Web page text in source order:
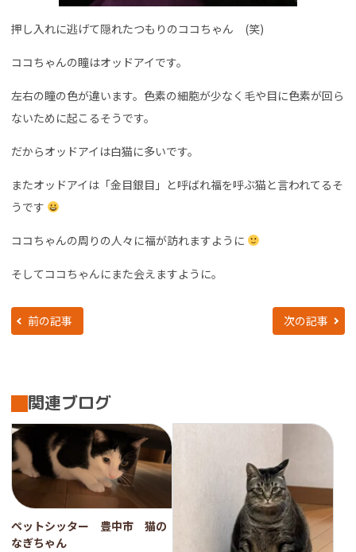
押し入れに逃げて隠れたつもりのココちゃん (笑)
ココちゃんの瞳はオッドアイです。
左右の瞳の色が違います。色素の細胞が少なく毛や目に色素が回ら
ないために起こるそうです。
だからオッドアイは白猫に多いです。
またオッドアイは「金目銀目」と呼ばれ福を呼ぶ猫と言われてるそ
うです
ココちゃんの周りの人々に福が訪れますように
そしてココちゃんにまた会えますように。
前の記事 次の記事
関連ブログ
ペットシッター 豊中市 猫の
なぎちゃん